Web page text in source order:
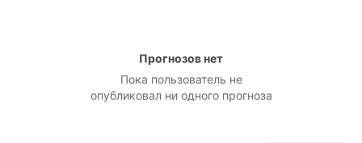
Прогнозов нет
Пока пользователь не
опубликовал ни одного прогноза